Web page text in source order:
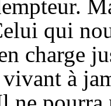
qui
charge
à